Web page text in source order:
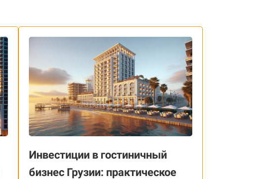
Инвестиции в гостиничный
бизнес Грузии: практическое